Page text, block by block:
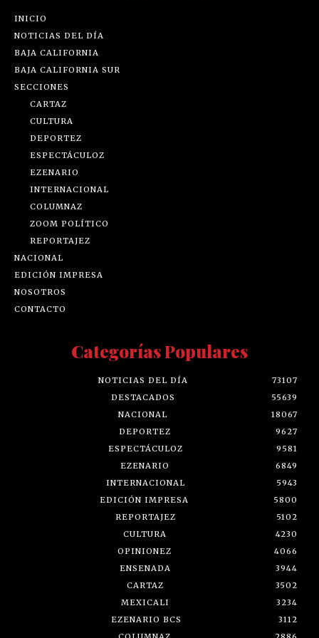
INICIO
NOTICIAS DEL DÍA
BAJA CALIFORNIA
BAJA CALIFORNIA SUR
SECCIONES
CARTAZ
CULTURA
DEPORTEZ
ESPECTÁCULOZ
EZENARIO
INTERNACIONAL
COLUMNAZ
ZOOM POLÍTICO
REPORTAJEZ
NACIONAL
EDICIÓN IMPRESA
NOSOTROS
CONTACTO
Categorías Populares
NOTICIAS DEL DÍA
73107
DESTACADOS
55639
NACIONAL
18067
DEPORTEZ
9627
ESPECTÁCULOZ
9581
EZENARIO
6849
INTERNACIONAL
5943
EDICIÓN IMPRESA
5800
REPORTAJEZ
5102
CULTURA
4230
OPINIONEZ
4066
ENSENADA
3944
CARTAZ
3502
MEXICALI
3234
EZENARIO BCS
3112